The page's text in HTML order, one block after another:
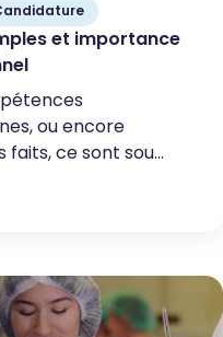
et importance
ou encore
faits, ce sont sou...